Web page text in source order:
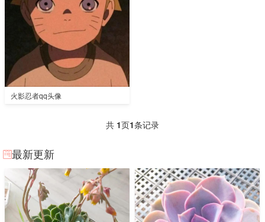
火影忍者qq头像
共 1页1条记录
最新更新